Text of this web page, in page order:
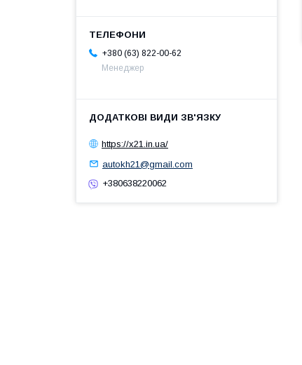
+380 (63) 822-00-62
Менеджер
https://x21.in.ua/
autokh21@gmail.com
+380638220062